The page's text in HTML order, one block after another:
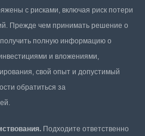
с рисками, включая риск потери
Прежде чем принимать решение о
полную информацию о
и вложениями,
свой опыт и допустимый
обратиться за
Подходите ответственно